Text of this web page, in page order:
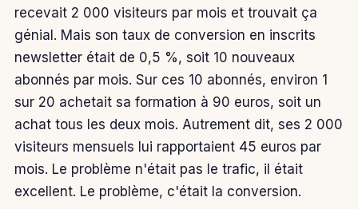
recevait 2 000 visiteurs par mois et trouvait ça
génial. Mais son taux de conversion en inscrits
newsletter était de 0,5 %, soit 10 nouveaux
abonnés par mois. Sur ces 10 abonnés, environ 1
sur 20 achetait sa formation à 90 euros, soit un
achat tous les deux mois. Autrement dit, ses 2 000
visiteurs mensuels lui rapportaient 45 euros par
mois. Le problème n'était pas le trafic, il était
excellent. Le problème, c'était la conversion.